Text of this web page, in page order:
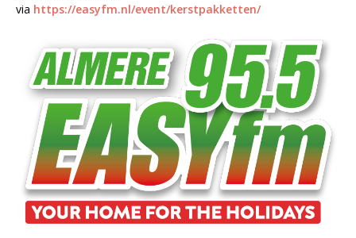
via https://easyfm.nl/event/kerstpakketten/